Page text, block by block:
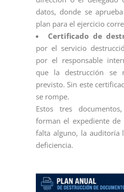
datos, donde se
plan para el ejercicio
Certificado de
por el servicio
por el responsable
que la destrucción se
previsto. Sin este
se rompe.
Estos tres
forman el expediente de
falta alguno, la auditoría
deficiencia.